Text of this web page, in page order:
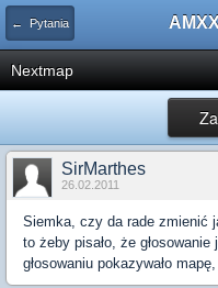
← Pytania
Nextmap
SirMarthes
26.02.2011
Siemka, czy da rade zmienić
to żeby pisało, że
głosowaniu pokazywało